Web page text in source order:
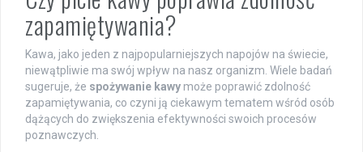
zapamiętywania?
Kawa, jako jeden z najpopularniejszych napojów na świecie,
niewątpliwie ma swój wpływ na nasz organizm. Wiele badań
sugeruje, że spożywanie kawy może poprawić zdolność
zapamiętywania, co czyni ją ciekawym tematem wśród osób
dążących do zwiększenia efektywności swoich procesów
poznawczych.